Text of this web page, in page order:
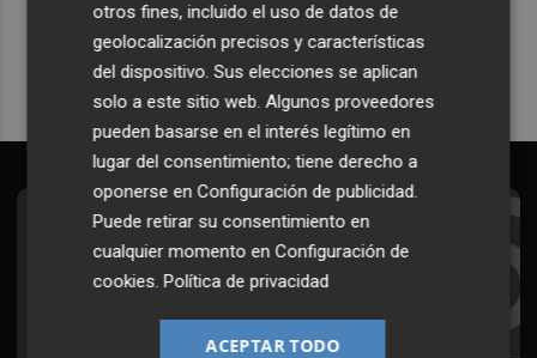
Quiero suscribirme
Suscríbete al Boletín
Todos los días a primera hora en tu email
otros fines, incluido el uso de datos de
geolocalización precisos y características
del dispositivo. Sus elecciones se aplican
solo a este sitio web. Algunos proveedores
pueden basarse en el interés legítimo en
lugar del consentimiento; tiene derecho a
oponerse enConfiguración de publicidad.
Puede retirar su consentimiento en
cualquier momento enConfiguración de
cookies.Política de privacidad
ACEPTAR TODO